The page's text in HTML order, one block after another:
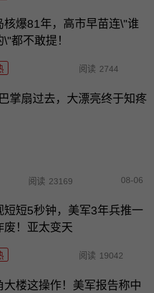
核爆81年，高市早苗连\"谁
\"都不敢提！
阅读 2744
掌扇过去，大漂亮终于知疼
阅读 23169 08-06
短短5秒钟，美军3年兵推一
废！亚太变天
阅读 19042
大楼这操作！美军报告称中